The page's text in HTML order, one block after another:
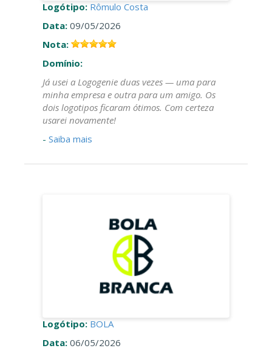
Logótipo: Rômulo Costa
Data: 09/05/2026
Nota:
Domínio:
Já usei a Logogenie duas vezes — uma para
minha empresa e outra para um amigo. Os
dois logotipos ficaram ótimos. Com certeza
usarei novamente!
- Saiba mais
Logótipo: BOLA
Data: 06/05/2026